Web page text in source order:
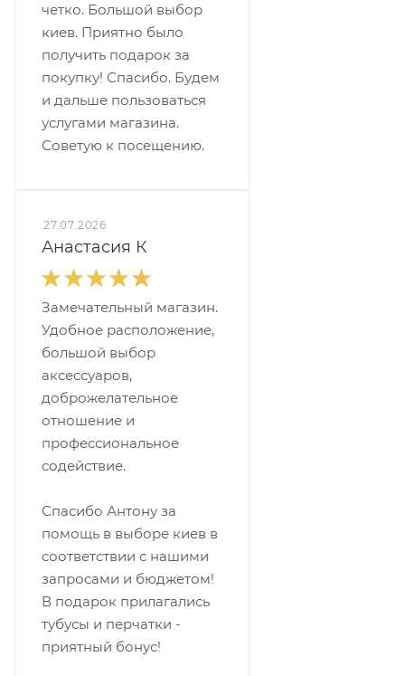
четко. Большой выбор
киев. Приятно было
получить подарок за
покупку! Спасибо. Будем
и дальше пользоваться
услугами магазина.
Советую к посещению.
27.07.2026
Анастасия К
Замечательный магазин.
Удобное расположение,
большой выбор
аксессуаров,
доброжелательное
отношение и
профессиональное
содействие.
Спасибо Антону за
помощь в выборе киев в
соответствии с нашими
запросами и бюджетом!
В подарок прилагались
тубусы и перчатки -
приятный бонус!